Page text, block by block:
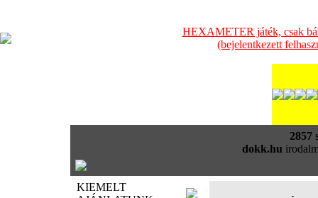
HEXAMETER játék, csak
(bejelentkezett
2857
dokk.hu
KIEMELT